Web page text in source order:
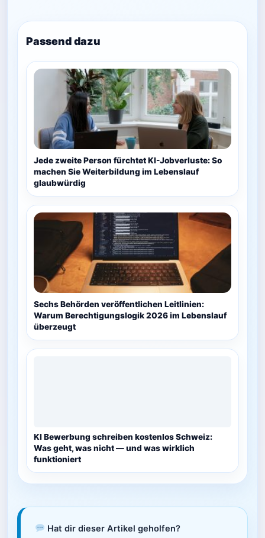
Passend dazu
Jede zweite Person fürchtet KI-Jobverluste: So
machen Sie Weiterbildung im Lebenslauf
glaubwürdig
Sechs Behörden veröffentlichen Leitlinien:
Warum Berechtigungslogik 2026 im Lebenslauf
überzeugt
KI Bewerbung schreiben kostenlos Schweiz:
Was geht, was nicht — und was wirklich
funktioniert
Hat dir dieser Artikel geholfen?